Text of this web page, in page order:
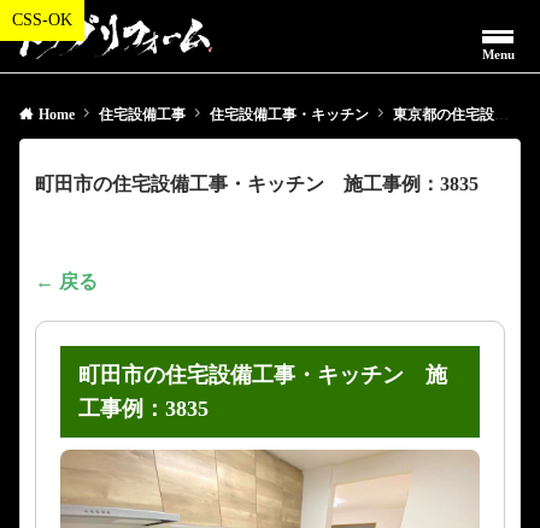
Menu
Home 住宅設備工事 住宅設備工事・キッチン 東京都の住宅設備工事・キッチン
町田市の住宅設備工事・キッチン 施工事例：3835
← 戻る
町田市の住宅設備工事・キッチン 施
工事例：3835